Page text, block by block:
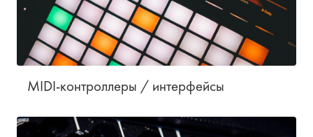
MIDI-контроллеры / интерфейсы